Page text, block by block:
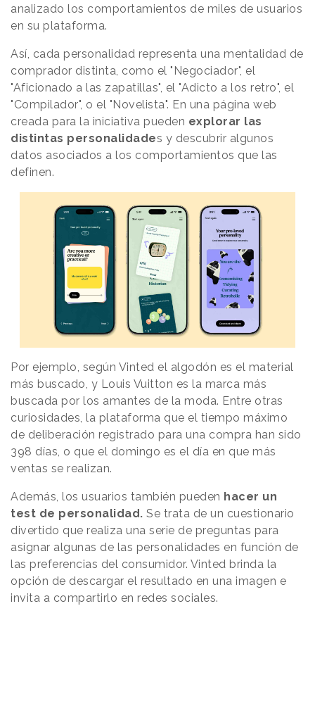
analizado los comportamientos de miles de usuarios
en su plataforma.
Así, cada personalidad representa una mentalidad de
comprador distinta, como el "Negociador", el
"Aficionado a las zapatillas", el "Adicto a los retro", el
"Compilador", o el "Novelista". En una página web
creada para la iniciativa pueden explorar las
distintas personalidades y descubrir algunos
datos asociados a los comportamientos que las
definen.
Por ejemplo, según Vinted el algodón es el material
más buscado, y Louis Vuitton es la marca más
buscada por los amantes de la moda. Entre otras
curiosidades, la plataforma que el tiempo máximo
de deliberación registrado para una compra han sido
398 días, o que el domingo es el día en que más
ventas se realizan.
Además, los usuarios también pueden hacer un
test de personalidad. Se trata de un cuestionario
divertido que realiza una serie de preguntas para
asignar algunas de las personalidades en función de
las preferencias del consumidor. Vinted brinda la
opción de descargar el resultado en una imagen e
invita a compartirlo en redes sociales.